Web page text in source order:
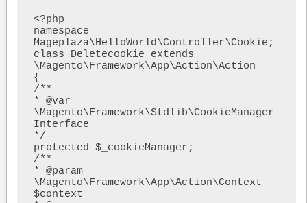
<?php
namespace
Mageplaza\HelloWorld\Controller\Cookie;
class Deletecookie extends
\Magento\Framework\App\Action\Action
{
/**
* @var
\Magento\Framework\Stdlib\CookieManager
Interface
*/
protected $_cookieManager;
/**
* @param
\Magento\Framework\App\Action\Context
$context